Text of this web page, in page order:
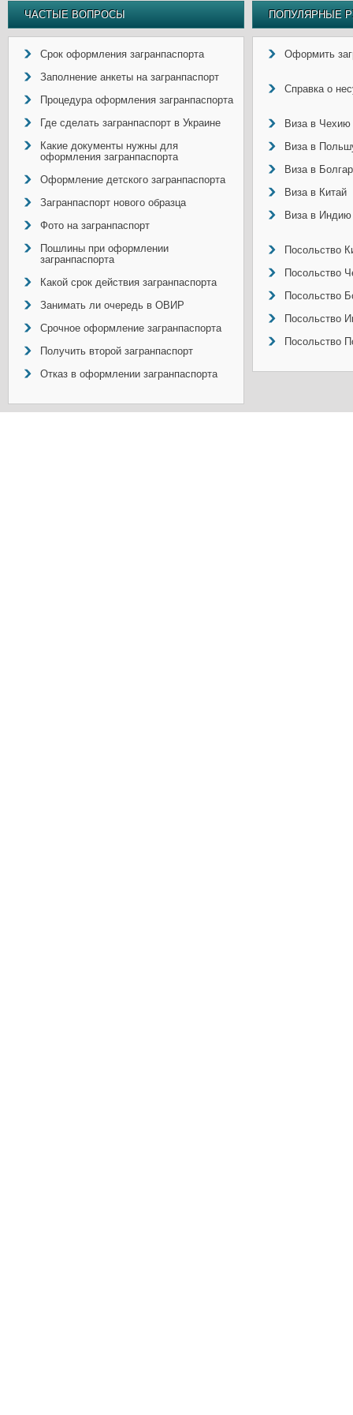
ЧАСТЫЕ ВОПРОСЫ
Срок оформления загранпаспорта
Заполнение анкеты на загранпаспорт
Процедура оформления загранпаспорта
Где сделать загранпаспорт в Украине
Какие документы нужны для
оформления загранпаспорта
Оформление детского загранпаспорта
Загранпаспорт нового образца
Фото на загранпаспорт
Пошлины при оформлении
загранпаспорта
Какой срок действия загранпаспорта
Занимать ли очередь в ОВИР
Срочное оформление загранпаспорта
Получить второй загранпаспорт
Отказ в оформлении загранпаспорта
ПОПУЛЯРНЫЕ
Оформить
Справка о
Виза в Чехию
Виза в
Виза в
Виза в Китай
Виза в Индию
Посольство
Посольство
Посольство
Посольство
Посольство